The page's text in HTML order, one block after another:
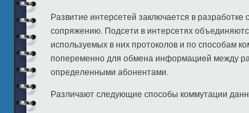
Развитие интерсетей заключается в
сопряжению. Подсети в интерсетях
используемых в них протоколов и по способам
попеременно для обмена информацией между
определенными абонентами.
Различают следующие способы коммутации